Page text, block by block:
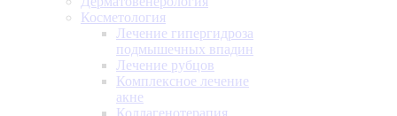
Косметология
Лечение гипергидроза
подмышечных впадин
Лечение рубцов
Комплексное лечение
акне
Коллагенотерапия